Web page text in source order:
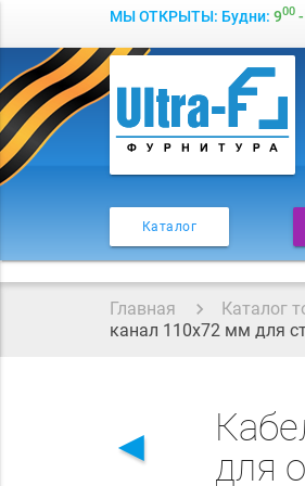
МЫ ОТКРЫТЫ: Будни: 900-
Каталог
Главная Каталог
канал 110х72 мм для
◄
для